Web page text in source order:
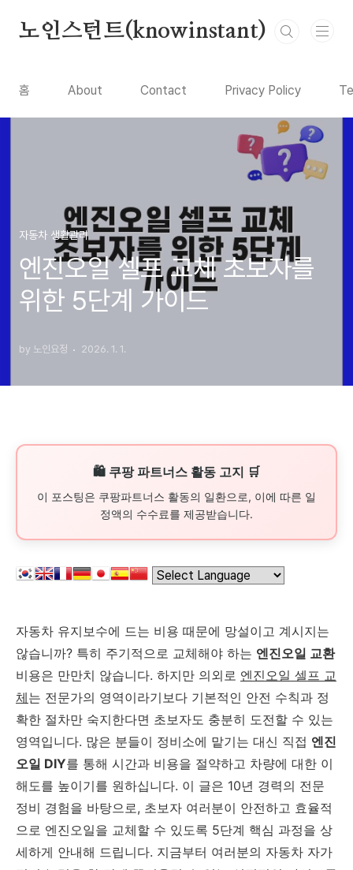
노인스턴트(knowinstant)
홈 About Contact Privacy Policy
자동차 생활관리
엔진오일 셀프 교체 초보자를
위한 5단계 가이드
by 노인요정 2026. 1. 1.
🛍️ 쿠팡 파트너스 활동 고지 🛒
이 포스팅은 쿠팡파트너스 활동의 일환으로, 이에 따른 일
정액의 수수료를 제공받습니다.
자동차 유지보수에 드는 비용 때문에 망설이고 계시지는
않습니까? 특히 주기적으로 교체해야 하는 엔진오일 교환
비용은 만만치 않습니다. 하지만 의외로 엔진오일 셀프 교
체는 전문가의 영역이라기보다 기본적인 안전 수칙과 정
확한 절차만 숙지한다면 초보자도 충분히 도전할 수 있는
영역입니다. 많은 분들이 정비소에 맡기는 대신 직접 엔진
오일 DIY를 통해 시간과 비용을 절약하고 차량에 대한 이
해도를 높이기를 원하십니다. 이 글은 10년 경력의 전문
정비 경험을 바탕으로, 초보자 여러분이 안전하고 효율적
으로 엔진오일을 교체할 수 있도록 5단계 핵심 과정을 상
세하게 안내해 드립니다. 지금부터 여러분의 자동차 자가